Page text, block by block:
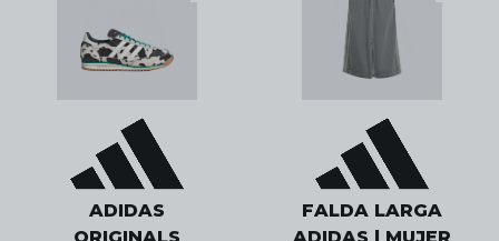
ADIDAS
FALDA LARGA